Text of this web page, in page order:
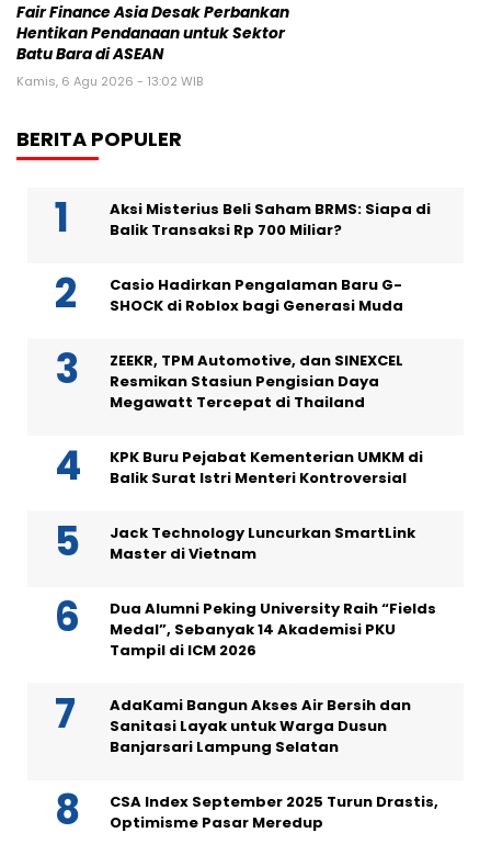
Fair Finance Asia Desak Perbankan
Hentikan Pendanaan untuk Sektor
Batu Bara di ASEAN
Kamis, 6 Agu 2026 - 13:02 WIB
BERITA POPULER
Aksi Misterius Beli Saham BRMS: Siapa di
Balik Transaksi Rp 700 Miliar?
Casio Hadirkan Pengalaman Baru G-
SHOCK di Roblox bagi Generasi Muda
ZEEKR, TPM Automotive, dan SINEXCEL
Resmikan Stasiun Pengisian Daya
Megawatt Tercepat di Thailand
KPK Buru Pejabat Kementerian UMKM di
Balik Surat Istri Menteri Kontroversial
Jack Technology Luncurkan SmartLink
Master di Vietnam
Dua Alumni Peking University Raih “Fields
Medal”, Sebanyak 14 Akademisi PKU
Tampil di ICM 2026
AdaKami Bangun Akses Air Bersih dan
Sanitasi Layak untuk Warga Dusun
Banjarsari Lampung Selatan
CSA Index September 2025 Turun Drastis,
Optimisme Pasar Meredup